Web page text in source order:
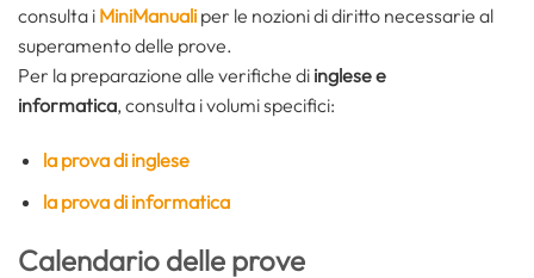
consulta i MiniManuali per le nozioni di diritto necessarie al
superamento delle prove.
Per la preparazione alle verifiche di inglese e
informatica, consulta i volumi specifici:
la prova di inglese
la prova di informatica
Calendario delle prove